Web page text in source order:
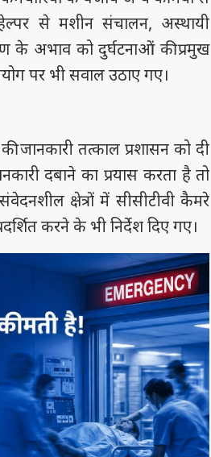
से मशीन संचालन, अस्थायी
के अभाव को दुर्घटनाओं की प्रमुख
पर भी सवाल उठाए गए।
जानकारी तत्काल प्रशासन को दी
दबाने का प्रयास करता है तो
क्षेत्रों में सीसीटीवी कैमरे
करने के भी निर्देश दिए गए।